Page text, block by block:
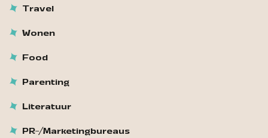
Travel
Wonen
Food
Parenting
Literatuur
PR-/Marketingbureaus